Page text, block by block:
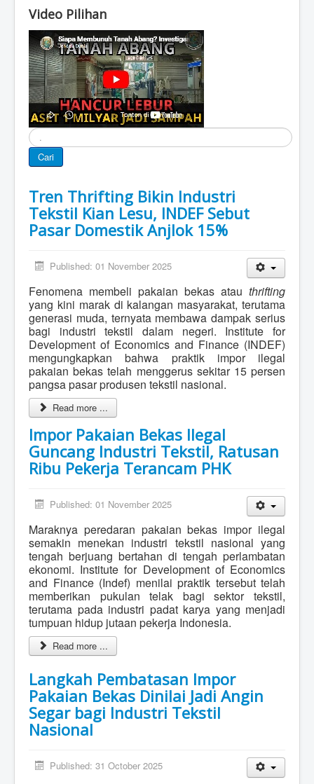
Video Pilihan
Cari
Cari
Tren Thrifting Bikin Industri
Tekstil Kian Lesu, INDEF Sebut
Pasar Domestik Anjlok 15%
Published: 01 November 2025
Fenomena membeli pakaian bekas atau thrifting
yang kini marak di kalangan masyarakat, terutama
generasi muda, ternyata membawa dampak serius
bagi industri tekstil dalam negeri. Institute for
Development of Economics and Finance (INDEF)
mengungkapkan bahwa praktik impor ilegal
pakaian bekas telah menggerus sekitar 15 persen
pangsa pasar produsen tekstil nasional.
Read more ...
Impor Pakaian Bekas Ilegal
Guncang Industri Tekstil, Ratusan
Ribu Pekerja Terancam PHK
Published: 01 November 2025
Maraknya peredaran pakaian bekas impor ilegal
semakin menekan industri tekstil nasional yang
tengah berjuang bertahan di tengah perlambatan
ekonomi. Institute for Development of Economics
and Finance (Indef) menilai praktik tersebut telah
memberikan pukulan telak bagi sektor tekstil,
terutama pada industri padat karya yang menjadi
tumpuan hidup jutaan pekerja Indonesia.
Read more ...
Langkah Pembatasan Impor
Pakaian Bekas Dinilai Jadi Angin
Segar bagi Industri Tekstil
Nasional
Published: 31 October 2025